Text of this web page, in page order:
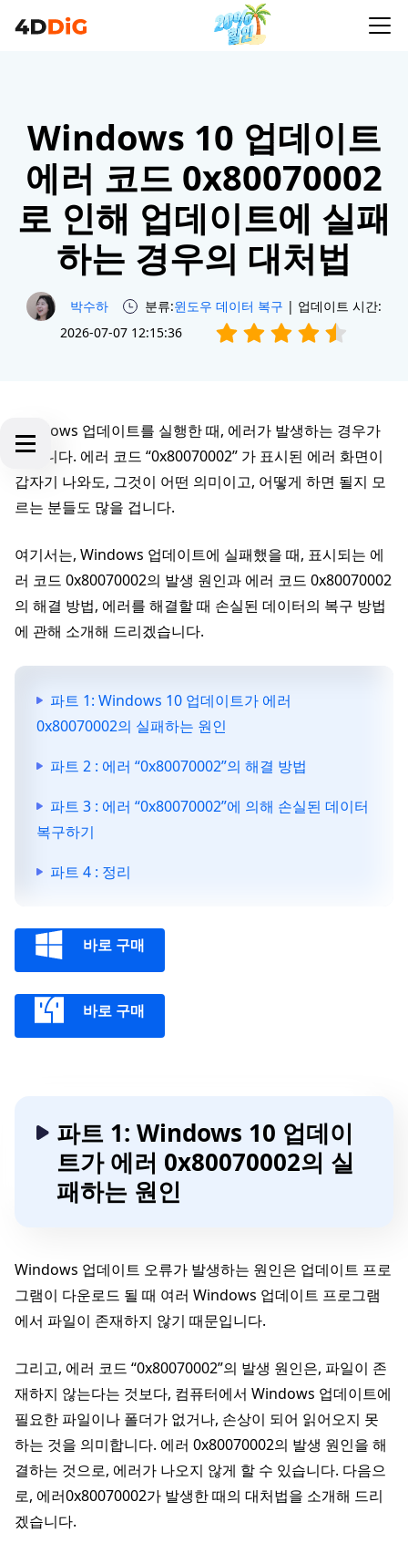
Windows 10 업데이트
에러 코드 0x80070002
로 인해 업데이트에 실패
하는 경우의 대처법
박수하 분류:윈도우 데이터 복구 | 업데이트 시간:
2026-07-07 12:15:36
Windows 업데이트를 실행한 때, 에러가 발생하는 경우가
있습니다. 에러 코드 “0x80070002” 가 표시된 에러 화면이
갑자기 나와도, 그것이 어떤 의미이고, 어떻게 하면 될지 모
르는 분들도 많을 겁니다.
여기서는, Windows 업데이트에 실패했을 때, 표시되는 에
러 코드 0x80070002의 발생 원인과 에러 코드 0x80070002
의 해결 방법, 에러를 해결할 때 손실된 데이터의 복구 방법
에 관해 소개해 드리겠습니다.
파트 1: Windows 10 업데이트가 에러
0x80070002의 실패하는 원인
파트 2 : 에러 “0x80070002”의 해결 방법
파트 3 : 에러 “0x80070002”에 의해 손실된 데이터
복구하기
파트 4 : 정리
바로 구매
바로 구매
파트 1: Windows 10 업데이
트가 에러 0x80070002의 실
패하는 원인
Windows 업데이트 오류가 발생하는 원인은 업데이트 프로
그램이 다운로드 될 때 여러 Windows 업데이트 프로그램
에서 파일이 존재하지 않기 때문입니다.
그리고, 에러 코드 “0x80070002”의 발생 원인은, 파일이 존
재하지 않는다는 것보다, 컴퓨터에서 Windows 업데이트에
필요한 파일이나 폴더가 없거나, 손상이 되어 읽어오지 못
하는 것을 의미합니다. 에러 0x80070002의 발생 원인을 해
결하는 것으로, 에러가 나오지 않게 할 수 있습니다. 다음으
로, 에러0x80070002가 발생한 때의 대처법을 소개해 드리
겠습니다.